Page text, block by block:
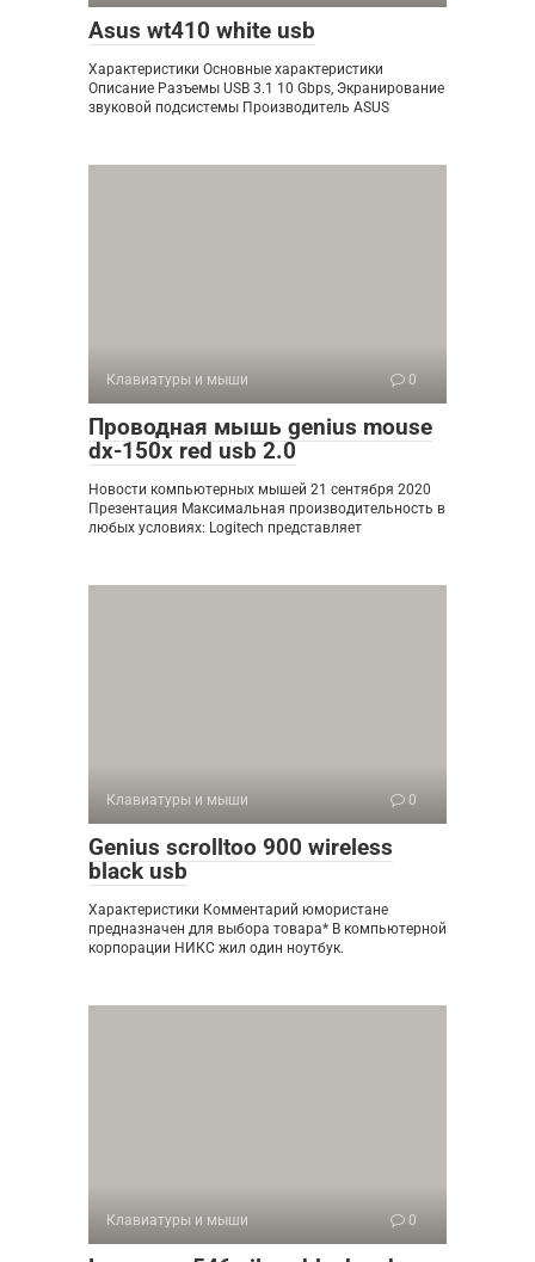
Asus wt410 white usb
Характеристики Основные характеристики
Описание Разъемы USB 3.1 10 Gbps, Экранирование
звуковой подсистемы Производитель ASUS
Клавиатуры и мыши 0
Проводная мышь genius mouse
dx-150x red usb 2.0
Новости компьютерных мышей 21 сентября 2020
Презентация Максимальная производительность в
любых условиях: Logitech представляет
Клавиатуры и мыши 0
Genius scrolltoo 900 wireless
black usb
Характеристики Комментарий юмористане
предназначен для выбора товара* В компьютерной
корпорации НИКС жил один ноутбук.
Клавиатуры и мыши 0